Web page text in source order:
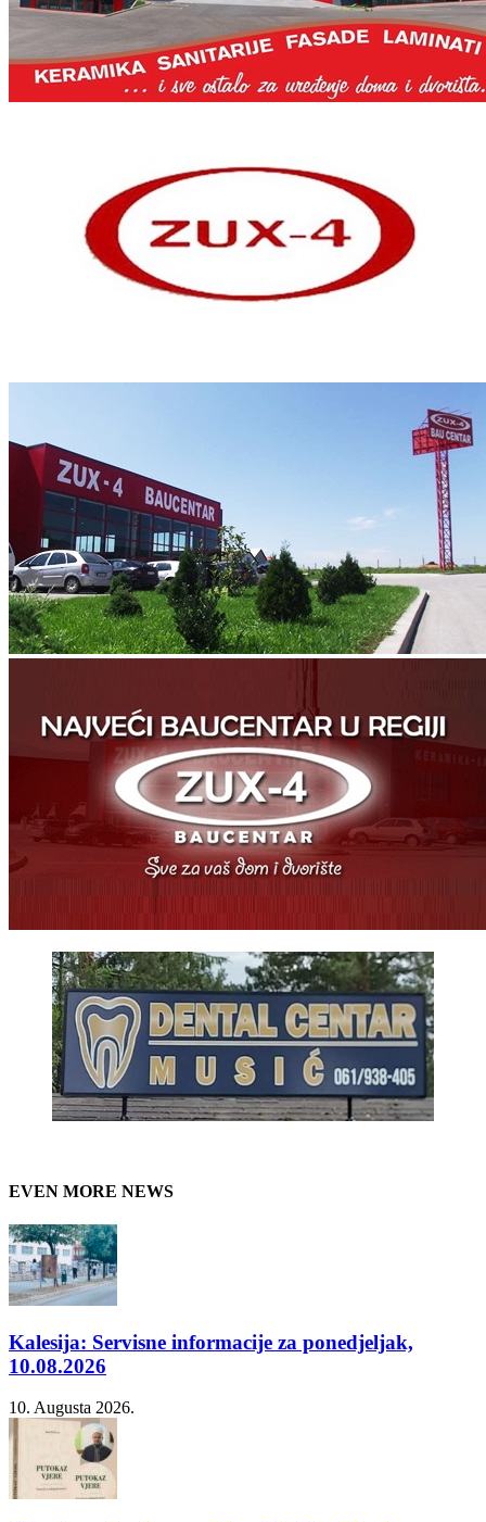
EVEN MORE NEWS
Kalesija: Servisne informacije za ponedjeljak,
10.08.2026
10. Augusta 2026.